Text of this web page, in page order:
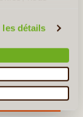
détails
15 jours et 14